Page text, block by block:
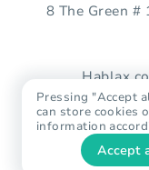
8 The Green #
Pressing "Accept
can store cookies
information
Accept